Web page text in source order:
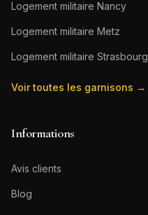
Logement militaire Nancy
Logement militaire Metz
Logement militaire Strasbourg
Voir toutes les garnisons →
Informations
Avis clients
Blog